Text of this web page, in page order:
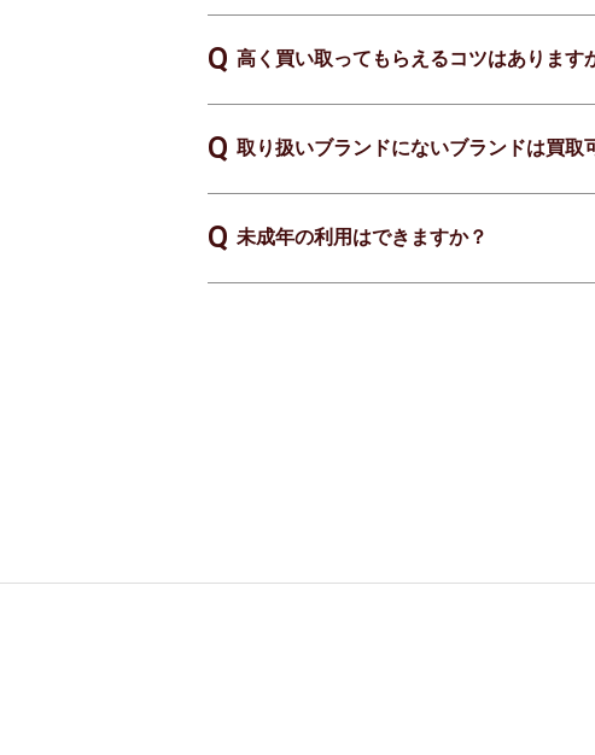
高く買い取ってもらえるコツはあります
取り扱いブランドにないブランドは買取
未成年の利用はできますか？